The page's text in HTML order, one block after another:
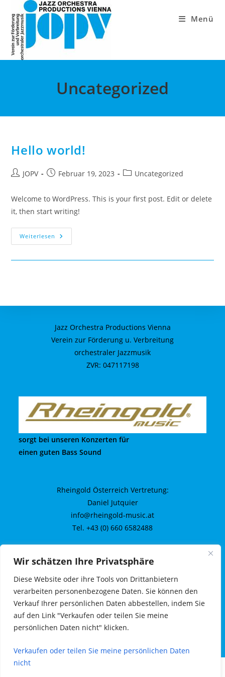
Wir schätzen Ihre Privatsphäre
Diese Website oder ihre Tools von Drittanbietern
verarbeiten personenbezogene Daten. Sie können den
Verkauf Ihrer persönlichen Daten abbestellen, indem Sie
auf den Link "Verkaufen oder teilen Sie meine
persönlichen Daten nicht" klicken.
Verkaufen oder teilen Sie meine persönlichen Daten
nicht
Inhalt
springen
Menü
Uncategorized
Hello world!
Beitrags-
JOPV
BeitragFebruar 19, 2023
Beitrags-
Uncategorized
Welcome to WordPress. This is your first post. Edit or delete
it, then start writing!
Weiterlesen Hello
World!
Jazz Orchestra Productions Vienna
Verein zur Förderung u. Verbreitung
orchestraler Jazzmusik
ZVR: 047117198
sorgt bei unseren Konzerten für
einen guten Bass Sound
Rheingold Österreich Vertretung:
Daniel Jutquier
info@rheingold-music.at
Tel. +43 (0) 660 6582488
Impressum
Datenschutz
Copyright 2023 Jazz Orchestra Productions Vienna - Verein zur Förderung u.